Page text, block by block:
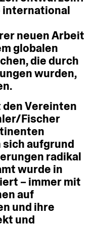
international
neuenArbeit
globalen
diedurch
wurden,
denVereinten
Fischer
sichaufgrund
radikal
wurde in
–immermit
auf
und ihre
und